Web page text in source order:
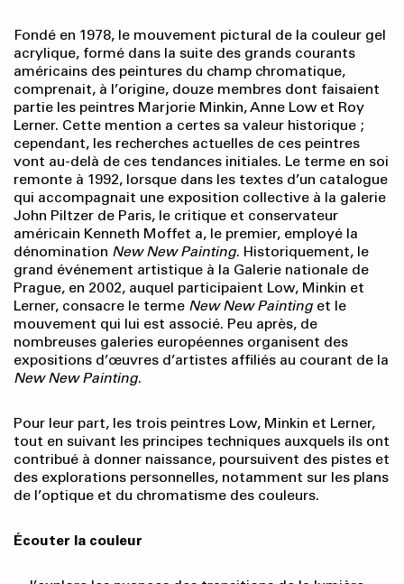
Fondé en 1978, le mouvement pictural de la couleur gel
acrylique, formé dans la suite des grands courants
américains des peintures du champ chromatique,
comprenait, à l’origine, douze membres dont faisaient
partie les peintres Marjorie Minkin, Anne Low et Roy
Lerner. Cette mention a certes sa valeur historique ;
cependant, les recherches actuelles de ces peintres
vont au-delà de ces tendances initiales. Le terme en soi
remonte à 1992, lorsque dans les textes d’un catalogue
qui accompagnait une exposition collective à la galerie
John Piltzer de Paris, le critique et conservateur
américain Kenneth Moffet a, le premier, employé la
dénomination New New Painting. Historiquement, le
grand événement artistique à la Galerie nationale de
Prague, en 2002, auquel participaient Low, Minkin et
Lerner, consacre le terme New New Painting et le
mouvement qui lui est associé. Peu après, de
nombreuses galeries européennes organisent des
expositions d’œuvres d’artistes affiliés au courant de la
New New Painting.
Pour leur part, les trois peintres Low, Minkin et Lerner,
tout en suivant les principes techniques auxquels ils ont
contribué à donner naissance, poursuivent des pistes et
des explorations personnelles, notamment sur les plans
de l’optique et du chromatisme des couleurs.
Écouter la couleur